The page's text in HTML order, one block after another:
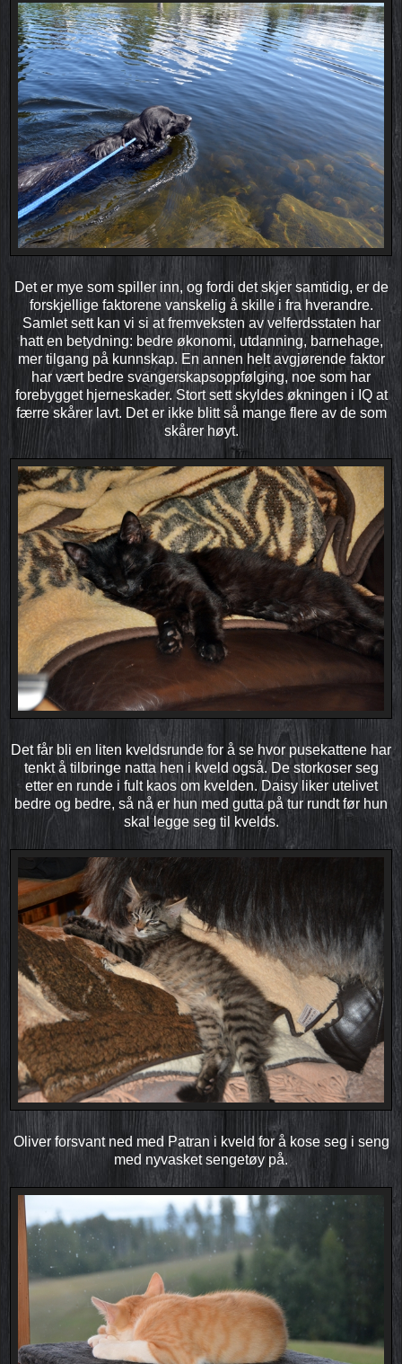
Det er mye som spiller inn, og fordi det skjer samtidig, er de
forskjellige faktorene vanskelig å skille i fra hverandre.
Samlet sett kan vi si at fremveksten av velferdsstaten har
hatt en betydning: bedre økonomi, utdanning, barnehage,
mer tilgang på kunnskap. En annen helt avgjørende faktor
har vært bedre svangerskaps­oppfølging, noe som har
forebygget hjerneskader. Stort sett skyldes økningen i IQ at
færre skårer lavt. Det er ikke blitt så mange flere av de som
skårer høyt.
Det får bli en liten kveldsrunde for å se hvor pusekattene har
tenkt å tilbringe natta hen i kveld også. De storkoser seg
etter en runde i fult kaos om kvelden. Daisy liker utelivet
bedre og bedre, så nå er hun med gutta på tur rundt før hun
skal legge seg til kvelds.
Oliver forsvant ned med Patran i kveld for å kose seg i seng
med nyvasket sengetøy på.